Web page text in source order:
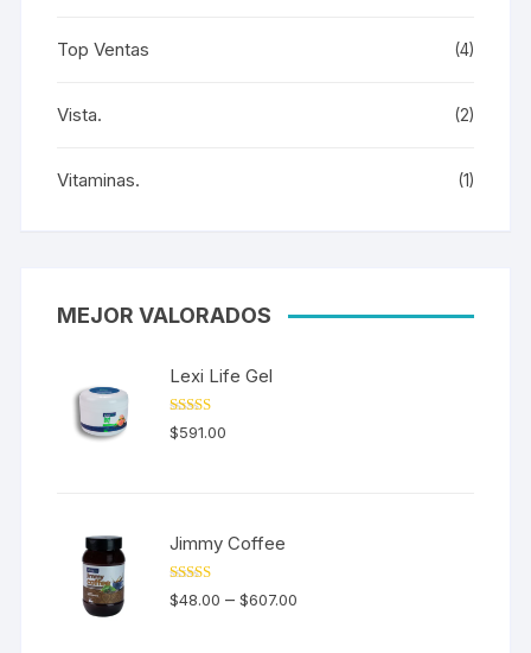
Top Ventas (4)
Vista. (2)
Vitaminas. (1)
MEJOR VALORADOS
Lexi Life Gel
Valorado en
5.00 de 5
$591.00
Jimmy Coffee
Valorado en
5.00de 5
$48.00 –$607.00